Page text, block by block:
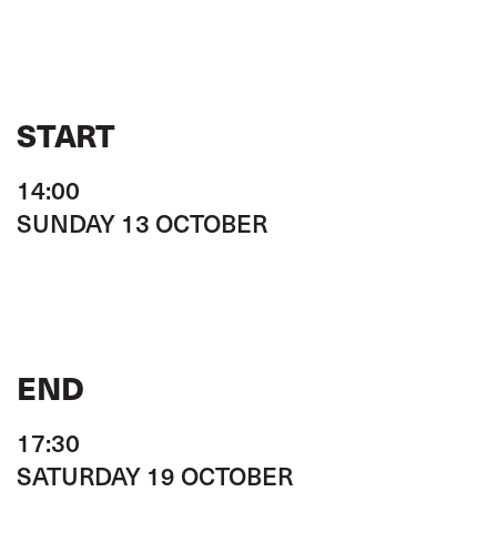
START
14:00
SUNDAY 13 OCTOBER
END
17:30
SATURDAY 19 OCTOBER